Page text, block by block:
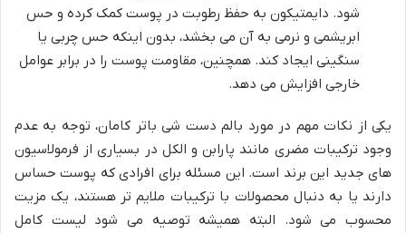
شود. دایمتیکون به حفظ رطوبت در پوست کمک کرده و حس
ابریشمی و نرمی به آن می بخشد، بدون اینکه حس چربی یا
سنگینی ایجاد کند. همچنین، مقاومت پوست را در برابر عوامل
خارجی افزایش می دهد.
یکی از نکات مهم در مورد بالم دست شی باتر کامان، توجه به عدم
وجود ترکیبات مضری مانند پارابن و الکل در بسیاری از فرمولاسیون
های جدید این برند است. این مسئله برای افرادی که پوست حساس
دارند یا به دنبال محصولات با ترکیبات ملایم تر هستند، یک مزیت
محسوب می شود. البته همیشه توصیه می شود لیست کامل